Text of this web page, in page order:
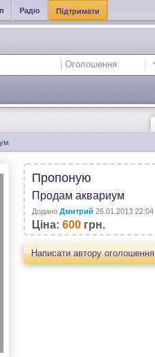
Радіо Підтримати
Пропоную
Продам аквариум
Додано Дмитрий 26.01.2013 22:04
Ціна: 600 грн.
Написати автору оголошення